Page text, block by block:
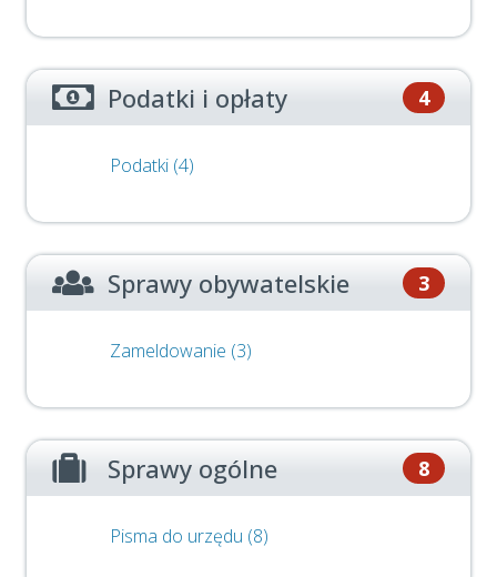
Podatki i opłaty 4
Podatki (4)
Sprawy obywatelskie 3
Zameldowanie (3)
Sprawy ogólne 8
Pisma do urzędu (8)